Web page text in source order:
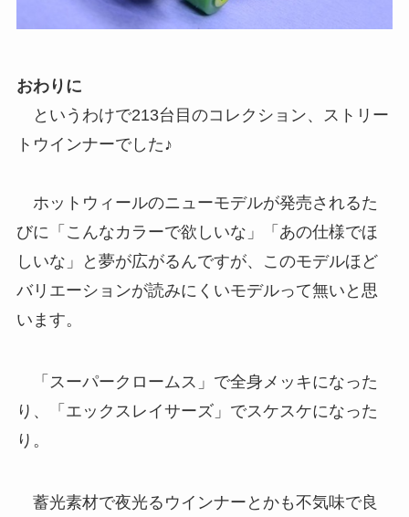
おわりに
というわけで213台目のコレクション、ストリー
トウインナーでした♪
ホットウィールのニューモデルが発売されるた
びに「こんなカラーで欲しいな」「あの仕様でほ
しいな」と夢が広がるんですが、このモデルほど
バリエーションが読みにくいモデルって無いと思
います。
「スーパークロームス」で全身メッキになった
り、「エックスレイサーズ」でスケスケになった
り。
蓄光素材で夜光るウインナーとかも不気味で良